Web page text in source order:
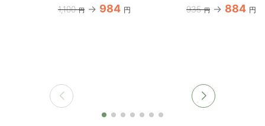
1,100 円 984 円 935 円 884 円